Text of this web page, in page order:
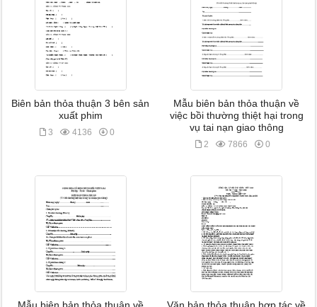
Biên bản thỏa thuận 3 bên sản
xuất phim
3 4136 0
Mẫu biên bản thỏa thuận về
việc bồi thường thiệt hại trong
vụ tai nạn giao thông
2 7866 0